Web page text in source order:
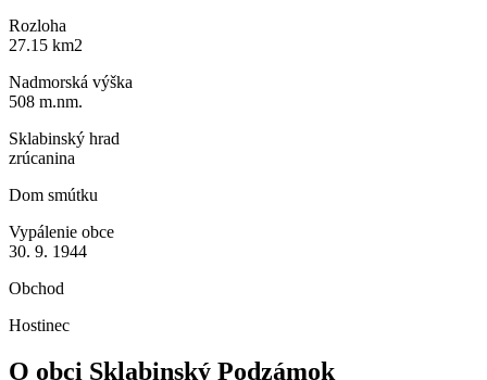
Rozloha
27.15 km2
Nadmorská výška
508 m.nm.
Sklabinský hrad
zrúcanina
Dom smútku
Vypálenie obce
30. 9. 1944
Obchod
Hostinec
O obci Sklabinský Podzámok